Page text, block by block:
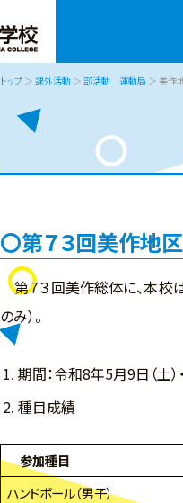
トップ ＞ 課外活動 ＞ 部活動 運動局 ＞ 美作
第７３回美作地
第７３回美作総体に、本校
のみ）。
期間：令和8年5月9日（土）
種目成績
参加種目
ハンドボール（男子）